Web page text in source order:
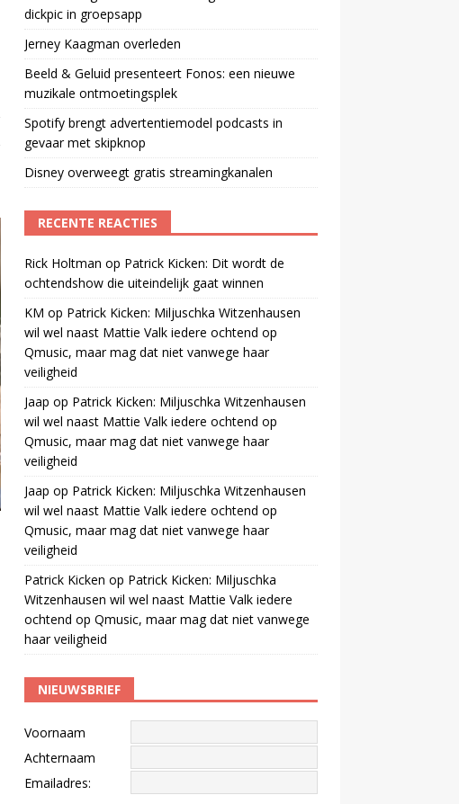
dickpic in groepsapp
Jerney Kaagman overleden
Beeld & Geluid presenteert Fonos: een nieuwe
muzikale ontmoetingsplek
Spotify brengt advertentiemodel podcasts in
gevaar met skipknop
Disney overweegt gratis streamingkanalen
RECENTE REACTIES
Rick Holtman op Patrick Kicken: Dit wordt de
ochtendshow die uiteindelijk gaat winnen
KM op Patrick Kicken: Miljuschka Witzenhausen
wil wel naast Mattie Valk iedere ochtend op
Qmusic, maar mag dat niet vanwege haar
veiligheid
Jaap op Patrick Kicken: Miljuschka Witzenhausen
wil wel naast Mattie Valk iedere ochtend op
Qmusic, maar mag dat niet vanwege haar
veiligheid
Jaap op Patrick Kicken: Miljuschka Witzenhausen
wil wel naast Mattie Valk iedere ochtend op
Qmusic, maar mag dat niet vanwege haar
veiligheid
Patrick Kicken op Patrick Kicken: Miljuschka
Witzenhausen wil wel naast Mattie Valk iedere
ochtend op Qmusic, maar mag dat niet vanwege
haar veiligheid
NIEUWSBRIEF
Voornaam
Achternaam
Emailadres: